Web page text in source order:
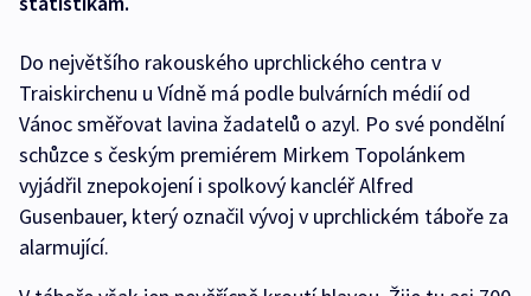
Do největšího rakouského uprchlického centra v
Traiskirchenu u Vídně má podle bulvárních médií od
Vánoc směřovat lavina žadatelů o azyl. Po své pondělní
schůzce s českým premiérem Mirkem Topolánkem
vyjádřil znepokojení i spolkový kancléř Alfred
Gusenbauer, který označil vývoj v uprchlickém táboře za
alarmující.